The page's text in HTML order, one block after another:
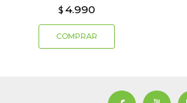
$ 4.990